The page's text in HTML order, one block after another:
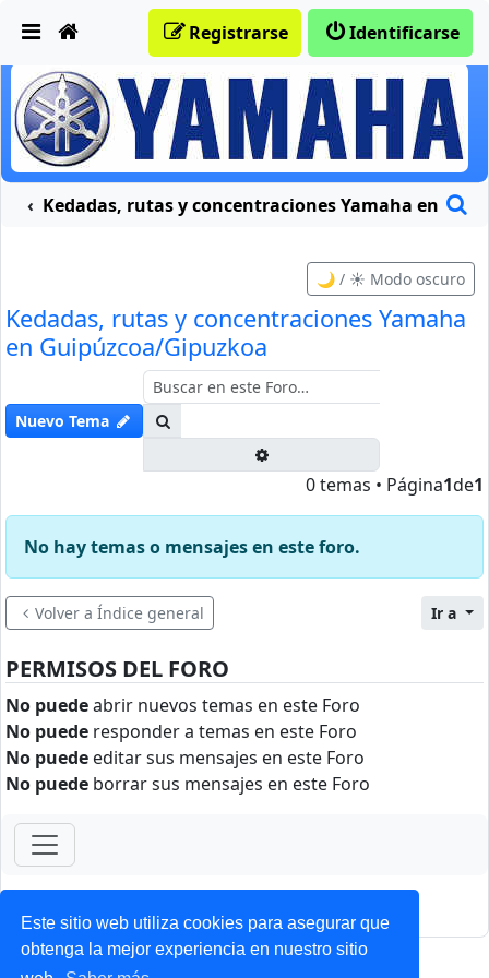
Este sitio web utiliza cookies para asegurar que
obtenga la mejor experiencia en nuestro sitio
Identificarse
Registrarse
moteras
Kedadas, rutas y concentraciones Yamaha en
🌙 / ☀️ Modo oscuro
Kedadas, rutas y concentraciones Yamaha
en Guipúzcoa/Gipuzkoa
Nuevo Tema
0 temas • Página1de1
No hay temas o mensajes en este foro.
Volver a Índice general Ir a
PERMISOS DEL FORO
No puedeabrir nuevos temas en este Foro
No puede responder a temas en este Foro
No puede editar sus mensajes en este Foro
No puede borrar sus mensajes en este Foro
ForoClub 2025
Privacidad| Condiciones